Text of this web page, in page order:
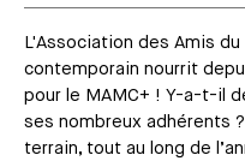
L'Association des Amis
contemporain nourrit
pour le MAMC+ ! Y-a-t-il
ses nombreux adhérents
terrain, tout au long de